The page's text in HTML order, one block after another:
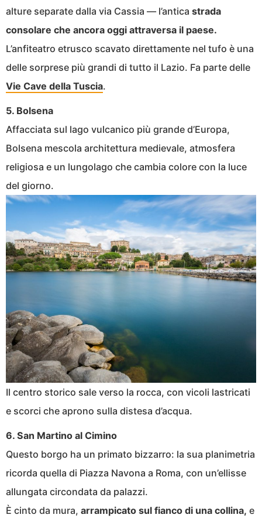
alture separate dalla via Cassia — l’antica strada
consolare che ancora oggi attraversa il paese.
L’anfiteatro etrusco scavato direttamente nel tufo è una
delle sorprese più grandi di tutto il Lazio. Fa parte delle
Vie Cave della Tuscia.
5. Bolsena
Affacciata sul lago vulcanico più grande d’Europa,
Bolsena mescola architettura medievale, atmosfera
religiosa e un lungolago che cambia colore con la luce
del giorno.
Il centro storico sale verso la rocca, con vicoli lastricati
e scorci che aprono sulla distesa d’acqua.
6. San Martino al Cimino
Questo borgo ha un primato bizzarro: la sua planimetria
ricorda quella di Piazza Navona a Roma, con un’ellisse
allungata circondata da palazzi.
È cinto da mura, arrampicato sul fianco di una collina, e